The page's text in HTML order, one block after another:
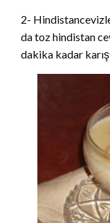
2-
da toz hindistan
dakika kadar